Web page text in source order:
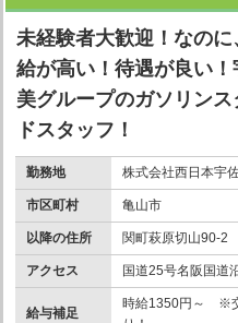
未経験者大歓迎！なのに
給が高い！待遇が良い！
美グループのガソリンス
ドスタッフ！
勤務地 株式会社西日本宇
市区町村 亀山市
以降の住所 関町萩原切山90-2
アクセス 国道25号名阪国道
給与補足
時給1350円～ ※交